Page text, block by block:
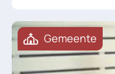
op elkaar. Dat is
Gemeente